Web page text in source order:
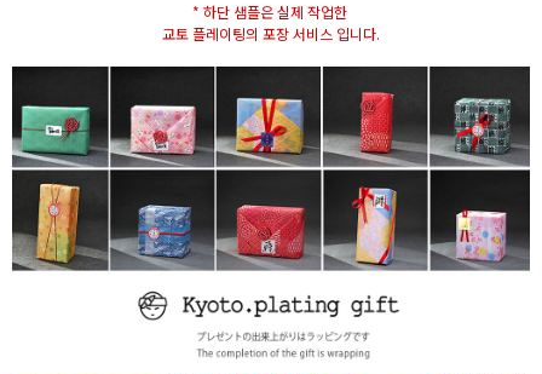
* 하단 샘플은 실제 작업한
교토 플레이팅의 포장 서비스 입니다.